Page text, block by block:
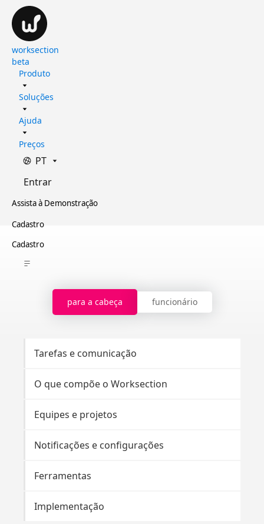
worksection
beta
Produto
Soluções
Ajuda
Preços
PT
Entrar
Assista à Demonstração
Cadastro
Cadastro
para a cabeça funcionário
Tarefas e comunicação
O que compõe o Worksection
Equipes e projetos
Notificações e configurações
Ferramentas
Implementação